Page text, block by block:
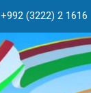
+992 (3222) 2 1616